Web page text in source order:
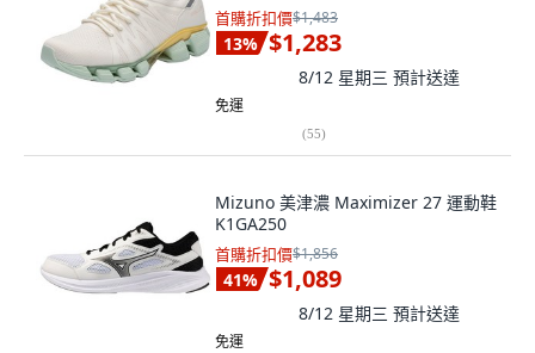
首購折扣價$1,483
13% $1,283
8/12 星期三 預計送達
免運
(55)
Mizuno 美津濃 Maximizer 27 運動鞋
K1GA250
首購折扣價$1,856
41% $1,089
8/12 星期三 預計送達
免運